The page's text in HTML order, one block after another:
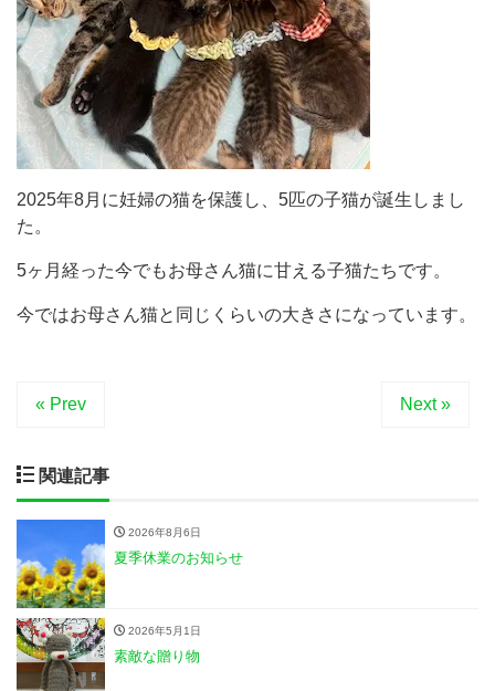
2025年8月に妊婦の猫を保護し、5匹の子猫が誕生しまし
た。
5ヶ月経った今でもお母さん猫に甘える子猫たちです。
今ではお母さん猫と同じくらいの大きさになっています。
« Prev Next »
関連記事
2026年8月6日
夏季休業のお知らせ
2026年5月1日
素敵な贈り物